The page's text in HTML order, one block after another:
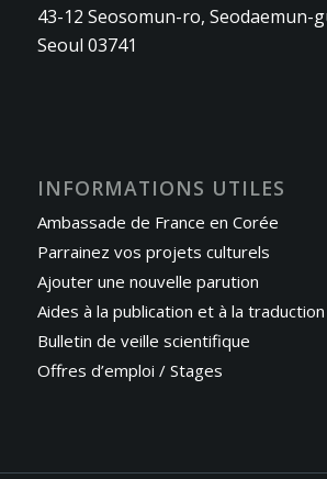
43-12 Seosomun-ro, Seodaemun-
Seoul 03741
INFORMATIONS UTILES
Ambassade de France en Corée
Parrainez vos projets culturels
Ajouter une nouvelle parution
Aides à la publication et à la traduction
Bulletin de veille scientifique
Offres d’emploi / Stages